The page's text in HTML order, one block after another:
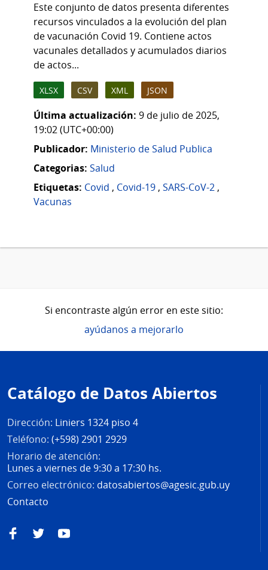
Este conjunto de datos presenta diferentes
recursos vinculados a la evolución del plan
de vacunación Covid 19. Contiene actos
vacunales detallados y acumulados diarios
de actos...
XLSX CSV XML JSON
Última actualización: 9 de julio de 2025,
19:02 (UTC+00:00)
Publicador: Ministerio de Salud Publica
Categorias: Salud
Etiquetas: Covid , Covid-19 , SARS-CoV-2 ,
Vacunas
Si encontraste algún error en este sitio:
ayúdanos a mejorarlo
de
página
Catálogo de Datos Abiertos
Dirección: Liniers 1324 piso 4
Teléfono: (+598) 2901 2929
Horario de atención:
Lunes a viernes de 9:30 a 17:30 hs.
Correo electrónico: datosabiertos@agesic.gub.uy
Contacto
FacebookTwitterYouTube